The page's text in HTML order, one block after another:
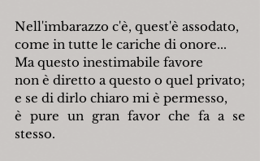
Nell'imbarazzo c'è, quest'è assodato,
come in tutte le cariche di onore...
Ma questo inestimabile favore
non è diretto a questo o quel privato;
e se di dirlo chiaro mi è permesso,
è pure un gran favor che fa a se
stesso.